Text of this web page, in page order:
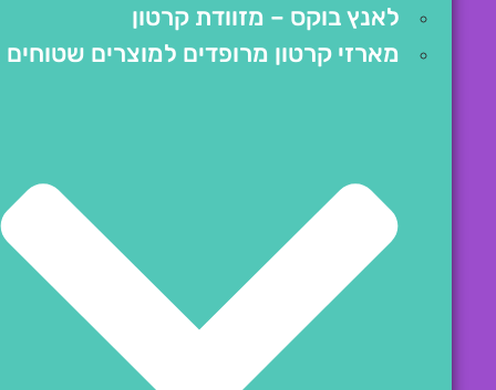
לאנץ בוקס – מזוודת קרטון
מארזי קרטון מרופדים למוצרים שטוחים